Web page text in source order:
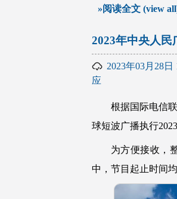
»阅读全文 (view
2023年中央人
2023年03月28日
应
根据国际电信
球短波广播执行
为方便接收，
中，节目起止时间